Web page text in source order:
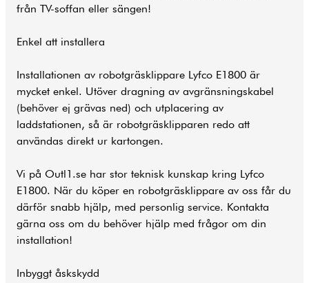
från TV-soffan eller sängen!
Enkel att installera
Installationen av robotgräsklippare Lyfco E1800 är
mycket enkel. Utöver dragning av avgränsningskabel
(behöver ej grävas ned) och utplacering av
laddstationen, så är robotgräsklipparen redo att
användas direkt ur kartongen.
Vi på Outl1.se har stor teknisk kunskap kring Lyfco
E1800. När du köper en robotgräsklippare av oss får du
därför snabb hjälp, med personlig service. Kontakta
gärna oss om du behöver hjälp med frågor om din
installation!
Inbyggt åskskydd